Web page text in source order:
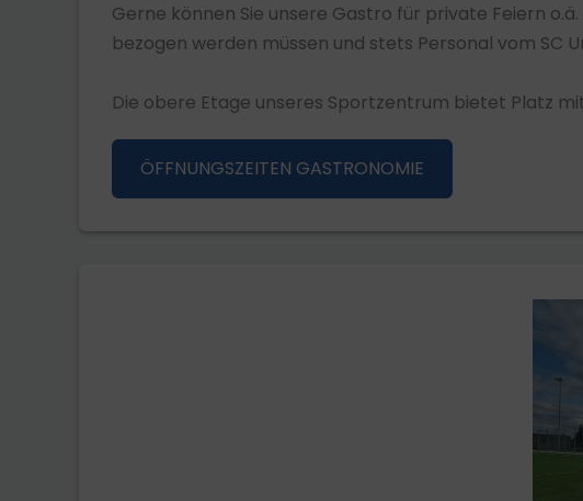
Gerne können Sie unsere Gastro für private Feiern
bezogen werden müssen und stets Personal vom SC
Die obere Etage unseres Sportzentrum bietet Platz
ÖFFNUNGSZEITEN GASTRONOMIE